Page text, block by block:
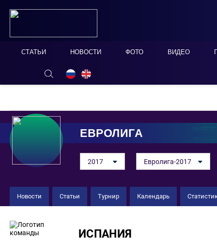
СТАТЬИ НОВОСТИ ФОТО ВИДЕО
ОНЛАЙН ТАБЛО СКРЫТЬ
ЕВРОЛИГА
2017 Евролига-2017
Новости Статьи Турнир Календарь
Команда
ИСПАНИЯ